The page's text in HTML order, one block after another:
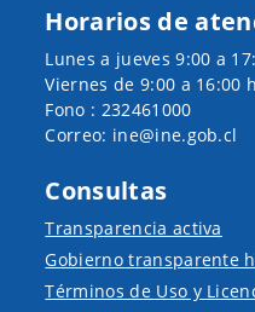
Horarios de
Lunes a jueves 9:00 a
Viernes de 9:00 a 16:00
Fono : 232461000
Correo: ine@ine.gob.cl
Consultas
Transparencia activa
Gobierno transparente
Términos de Uso y